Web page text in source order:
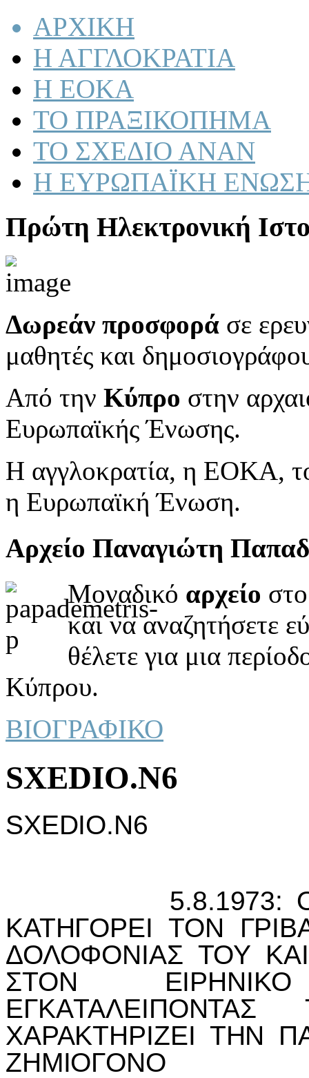
ΑΡΧΙΚΗ
Η ΑΓΓΛΟΚΡΑΤΙΑ
Η ΕΟΚΑ
ΤΟ ΠΡΑΞΙΚΟΠΗΜΑ
ΤΟ ΣΧΕΔΙΟ ΑΝΑΝ
Η ΕΥΡΩΠΑΪΚΗ
Πρώτη Ηλεκτρονική
Δωρεάν προσφορά σε
μαθητές και
Από την Κύπρο στην
Ευρωπαϊκής Ένωσης.
Η αγγλοκρατία, η ΕΟΚΑ,
η Ευρωπαϊκή Ένωση.
Αρχείο Παναγιώτη
Μοναδικό αρχείο
και να αναζητήσετε
θέλετε για μια
Κύπρου.
ΒΙΟΓΡΑΦΙΚΟ
SXEDIO.N6
SXEDIO.N6
5.8.1973: Ο
ΚΑΤΗΓΟΡΕI ΤΟΝ
ΔΟΛΟΦΟΝIΑΣ ΤΟΥ
ΣΤΟΝ
ΧΑΡΑΚΤΗΡIΖΕI ΤΗΝ
ΖΗΜIΟΓΟΝΟ